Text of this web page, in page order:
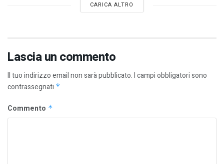
CARICA ALTRO
Lascia un commento
Il tuo indirizzo email non sarà pubblicato.I campi obbligatori sono
contrassegnati *
Commento *